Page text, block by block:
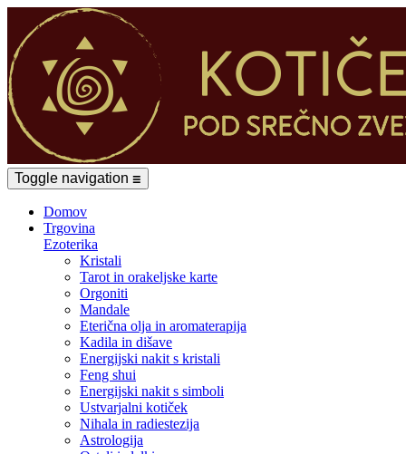
Toggle navigation ☰
Domov
Trgovina
Ezoterika
Kristali
Tarot in orakeljske karte
Orgoniti
Mandale
Eterična olja in aromaterapija
Kadila in dišave
Energijski nakit s kristali
Feng shui
Energijski nakit s simboli
Ustvarjalni kotiček
Nihala in radiestezija
Astrologija